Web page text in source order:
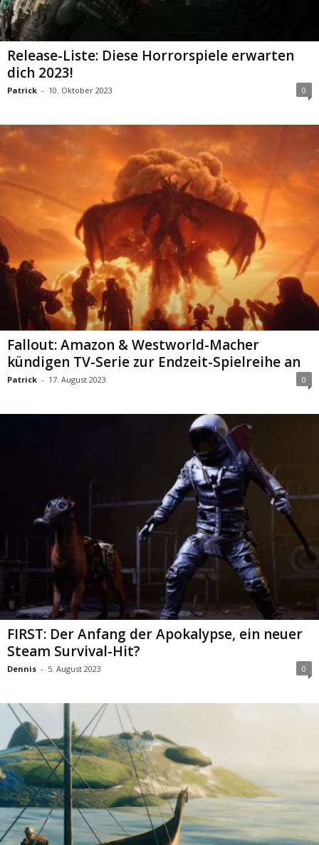
Release-Liste: Diese Horrorspiele erwarten
dich 2023!
Patrick - 10. Oktober 2023 0
Fallout: Amazon & Westworld-Macher
kündigen TV-Serie zur Endzeit-Spielreihe an
Patrick - 17. August 2023 0
FIRST: Der Anfang der Apokalypse, ein neuer
Steam Survival-Hit?
Dennis - 5. August 2023 0